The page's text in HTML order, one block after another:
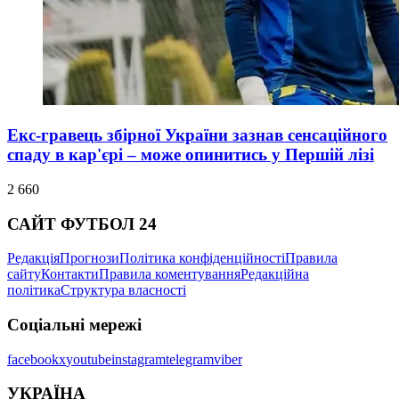
Екс-гравець збірної України зазнав сенсаційного
спаду в кар'єрі – може опинитись у Першій лізі
2 660
САЙТ ФУТБОЛ 24
РедакціяПрогнозиПолітика конфіденційностіПравила
сайтуКонтактиПравила коментуванняРедакційна
політикаСтруктура власності
Соціальні мережі
facebookxyoutubeinstagramtelegramviber
УКРАЇНА